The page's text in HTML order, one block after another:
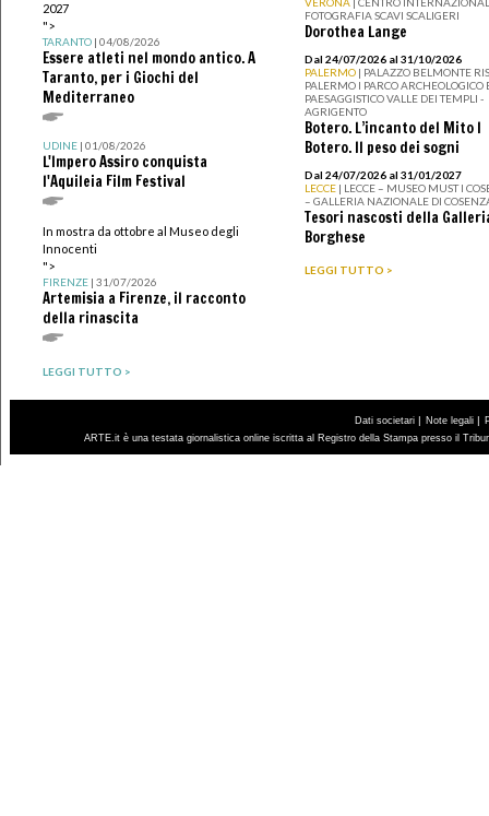
2027
">
TARANTO| 04/08/2026
Essere atleti nel mondo antico. A
Taranto, per i Giochi del
Mediterraneo
UDINE| 01/08/2026
L'Impero Assiro conquista
l'Aquileia Film Festival
In mostra da ottobre al Museo degli
Innocenti
">
FIRENZE| 31/07/2026
Artemisia a Firenze, il racconto
della rinascita
LEGGI TUTTO >
FOTOGRAFIA SCAVI SCALIGERI
Dorothea Lange
Dal 24/07/2026 al 31/10/2026
PALERMO | PALAZZO BELMONTE
PALERMO I PARCO ARCHEOLOGICO
PAESAGGISTICO VALLE DEI TEMPLI -
AGRIGENTO
Botero. L’incanto del Mito I
Botero. Il peso dei sogni
Dal 24/07/2026 al 31/01/2027
LECCE | LECCE – MUSEO MUST I
– GALLERIA NAZIONALE DI
Tesori nascosti della
Borghese
LEGGI TUTTO >
Dati societari | Note legali |
ARTE.it è una testata giornalistica online iscritta al Registro della Stampa presso il